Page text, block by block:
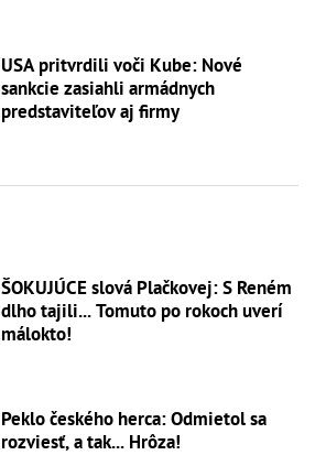
USA pritvrdili voči Kube: Nové
sankcie zasiahli armádnych
predstaviteľov aj firmy
ŠOKUJÚCE slová Plačkovej: S Reném
dlho tajili... Tomuto po rokoch uverí
málokto!
Peklo českého herca: Odmietol sa
rozviesť, a tak... Hrôza!